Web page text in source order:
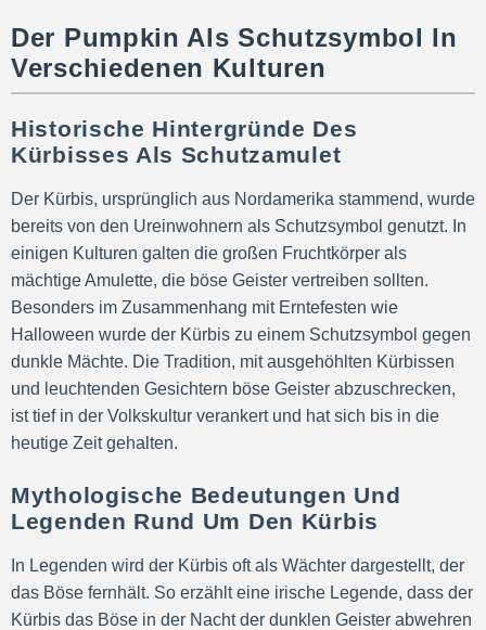
Der Pumpkin Als Schutzsymbol In
Verschiedenen Kulturen
Historische Hintergründe Des
Kürbisses Als Schutzamulet
Der Kürbis, ursprünglich aus Nordamerika stammend, wurde
bereits von den Ureinwohnern als Schutzsymbol genutzt. In
einigen Kulturen galten die großen Fruchtkörper als
mächtige Amulette, die böse Geister vertreiben sollten.
Besonders im Zusammenhang mit Erntefesten wie
Halloween wurde der Kürbis zu einem Schutzsymbol gegen
dunkle Mächte. Die Tradition, mit ausgehöhlten Kürbissen
und leuchtenden Gesichtern böse Geister abzuschrecken,
ist tief in der Volkskultur verankert und hat sich bis in die
heutige Zeit gehalten.
Mythologische Bedeutungen Und
Legenden Rund Um Den Kürbis
In Legenden wird der Kürbis oft als Wächter dargestellt, der
das Böse fernhält. So erzählt eine irische Legende, dass der
Kürbis das Böse in der Nacht der dunklen Geister abwehren